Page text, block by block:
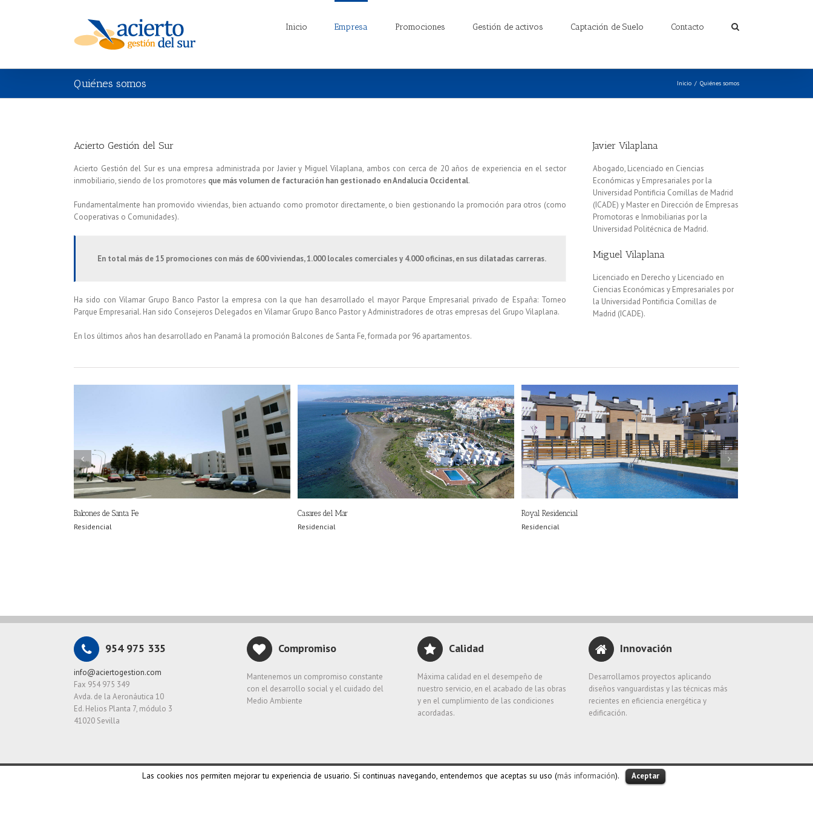
Inicio Empresa Promociones Gestión de activos Captación de Suelo Contacto
Quiénes somos Inicio / Quiénes somos
Acierto Gestión del Sur
Acierto Gestión del Sur es una empresa administrada por Javier y Miguel Vilaplana, ambos con cerca de 20 años de experiencia en el sector
inmobiliario, siendo de los promotores que más volumen de facturación han gestionado en Andalucía Occidental.
Fundamentalmente han promovido viviendas, bien actuando como promotor directamente, o bien gestionando la promoción para otros (como
Cooperativas o Comunidades).
En total más de 15 promociones con más de 600 viviendas, 1.000 locales comerciales y 4.000 oficinas, en sus dilatadas carreras.
Ha sido con Vilamar Grupo Banco Pastor la empresa con la que han desarrollado el mayor Parque Empresarial privado de España: Torneo
Parque Empresarial. Han sido Consejeros Delegados en Vilamar Grupo Banco Pastor y Administradores de otras empresas del Grupo Vilaplana.
En los últimos años han desarrollado en Panamá la promoción Balcones de Santa Fe, formada por 96 apartamentos.
Javier Vilaplana
Abogado, Licenciado en Ciencias
Económicas y Empresariales por la
Universidad Pontificia Comillas de Madrid
(ICADE) y Master en Dirección de Empresas
Promotoras e Inmobiliarias por la
Universidad Politécnica de Madrid.
Miguel Vilaplana
Licenciado en Derecho y Licenciado en
Ciencias Económicas y Empresariales por
la Universidad Pontificia Comillas de
Madrid (ICADE).
Balcones de Santa Fe
Residencial
Casares del Mar
Residencial
Royal Residencial
Residencial
954 975 335
info@aciertogestion.com
Fax 954 975 349
Avda. de la Aeronáutica 10
Ed. Helios Planta 7, módulo 3
41020 Sevilla
Compromiso
Mantenemos un compromiso constante
con el desarrollo social y el cuidado del
Medio Ambiente
Calidad
Máxima calidad en el desempeño de
nuestro servicio, en el acabado de las obras
y en el cumplimiento de las condiciones
acordadas.
Innovación
Desarrollamos proyectos aplicando
diseños vanguardistas y las técnicas más
recientes en eficiencia energética y
edificación.
Las cookies nos permiten mejorar tu experiencia de usuario. Si continuas navegando, entendemos que aceptas su uso (más información). Aceptar